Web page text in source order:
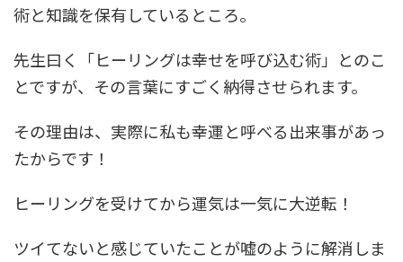
術と知識を保有しているところ。
先生曰く「ヒーリングは幸せを呼び込む術」とのこ
とですが、その言葉にすごく納得させられます。
その理由は、実際に私も幸運と呼べる出来事があっ
たからです！
ヒーリングを受けてから運気は一気に大逆転！
ツイてないと感じていたことが嘘のように解消しま